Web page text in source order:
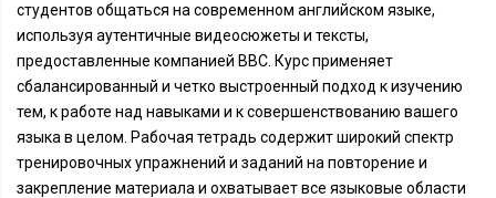
студентов общаться на современном английском языке,
используя аутентичные видеосюжеты и тексты,
предоставленные компанией BBC. Курс применяет
сбалансированный и четко выстроенный подход к изучению
тем, к работе над навыками и к совершенствованию вашего
языка в целом. Рабочая тетрадь содержит широкий спектр
тренировочных упражнений и заданий на повторение и
закрепление материала и охватывает все языковые области